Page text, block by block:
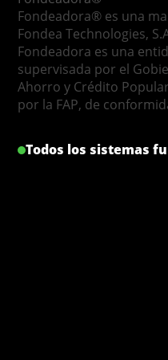
Fondeadora® es una
Fondea Technologies,
Fondeadora es una
supervisada por el
Ahorro y Crédito
por la FAP, de
Todos los sistemas